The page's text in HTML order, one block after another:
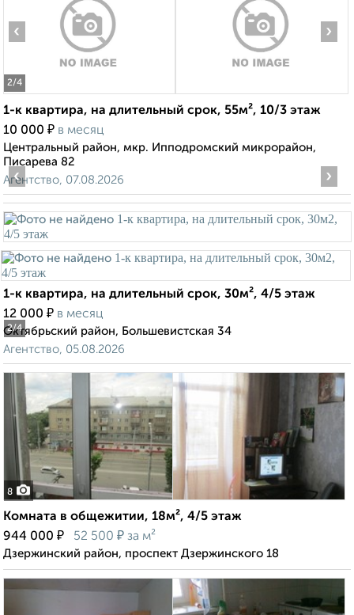
2/4
‹ ›
1-к квартира, на длительный срок, 55м², 10/3 этаж
10 000 ₽ в месяц
Центральный район, мкр. Ипподромский микрорайон,
Писарева 82
Агентство, 07.08.2026
2/4
‹ ›
1-к квартира, на длительный срок, 30м², 4/5 этаж
12 000 ₽ в месяц
Октябрьский район, Большевистская 34
Агентство, 05.08.2026
8
Комната в общежитии, 18м², 4/5 этаж
944 000 ₽ 52 500 ₽ за м²
Дзержинский район, проспект Дзержинского 18